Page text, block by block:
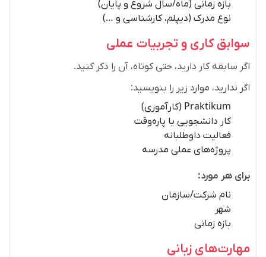
بازه زمانی (ماه/سال شروع و پایان)
نوع مدرک (دیپلم، کارشناسی و …)
سوابق کاری و تجربیات عملی
اگر سابقه کار دارید، حتی کوتاه، آن را ذکر کنید.
اگر ندارید، موارد زیر را بنویسید:
Praktikum (کارآموزی)
کار دانشجویی یا پاره‌وقت
فعالیت داوطلبانه
پروژه‌های عملی مدرسه
برای هر مورد:
نام شرکت/سازمان
شهر
بازه زمانی
مهارت‌های زبانی